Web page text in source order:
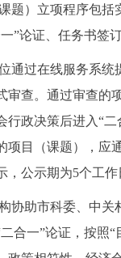
）立项程序包括
”论证、任务书签订
过在线服务系统
审查。通过审查的
政决策后进入“二
项目（课题），应
公示期为5个工作
助市科委、中关
合一”论证，按照